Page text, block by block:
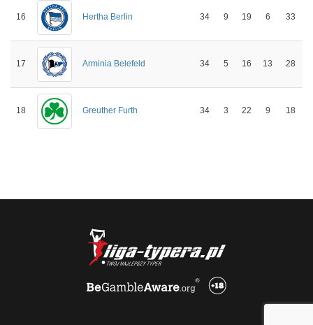
16 Hertha Berlin 34 9 19 6 33
17 Arminia Belefeld 34 5 16 13 28
18 Greuther Furth 34 3 22 9 18